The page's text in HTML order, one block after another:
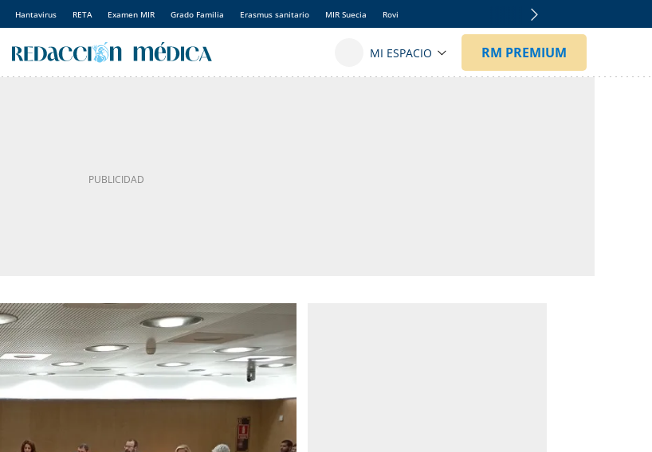
Hantavirus RETA Examen MIR Grado Familia Erasmus sanitario MIR Suecia Rovi